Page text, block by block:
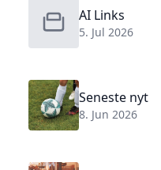
AI Links
5. Jul 2026
Seneste nyt
8. Jun 2026